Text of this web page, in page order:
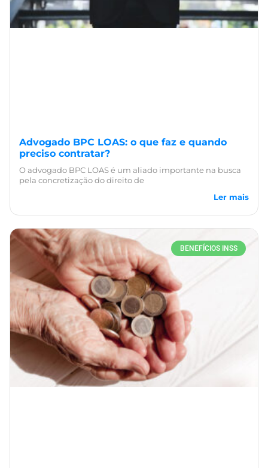
Advogado BPC LOAS: o que faz e quando
preciso contratar?
O advogado BPC LOAS é um aliado importante na busca
pela concretização do direito de
Ler mais
BENEFÍCIOS INSS